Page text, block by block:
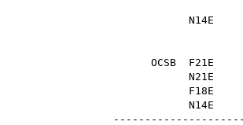
OCSB F21E